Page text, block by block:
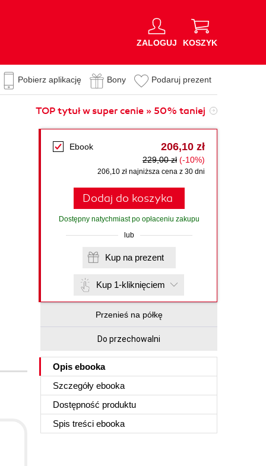
ZALOGUJ KOSZYK
Pobierz aplikację Bony Podaruj prezent
TOP tytuł w super cenie » 50% taniej
Ebook 206,10 zł
229,00 zł (-10%)
206,10 zł najniższa cena z 30 dni
Dodaj do koszyka
Dostępny natychmiast po opłaceniu zakupu
lub
Kup na prezent
Kup 1-kliknięciem
Przenieś na półkę
Do przechowalni
Opis ebooka
Szczegóły ebooka
Dostępność produktu
Spis treści ebooka